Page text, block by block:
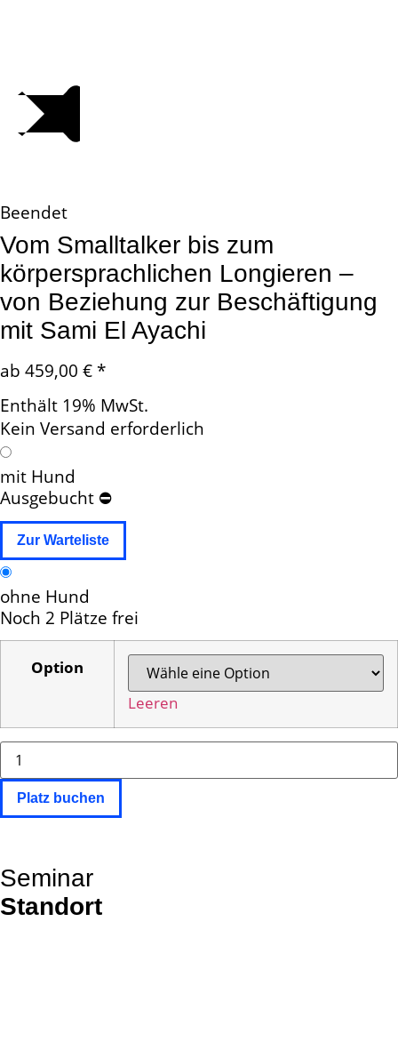
Beendet
Vom Smalltalker bis zum
körpersprachlichen Longieren –
von Beziehung zur Beschäftigung
mit Sami El Ayachi
ab 459,00 € *
Enthält 19% MwSt.
Kein Versand erforderlich
mit Hund
Ausgebucht ⛔
ohne Hund
Noch 2 Plätze frei
Option
Leeren
Platz buchen
Seminar
Standort